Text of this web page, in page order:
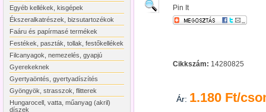
Egyéb kellékek, kisgépek
Ékszeralkatrészek, bizsutartozékok
Faáru és papírmasé termékek
Festékek, paszták, tollak, festőkellékek
Filcanyagok, nemezelés, gyapjú
Gyerekeknek
Gyertyaöntés, gyertyadíszítés
Gyöngyök, strasszok, flitterek
Hungarocell, vatta, műanyag (akril)
díszek
Pin It
Cikkszám: 14280825
Ár: 1.180 Ft/